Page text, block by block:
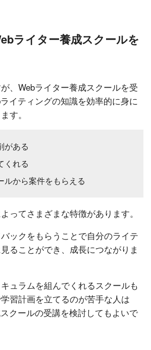
ライター養成スクールを
、Webライター養成スクールを受
イティングの知識を効率的に身に
す。
がある
くれる
ルから案件をもらえる
ってさまざまな特徴があります。
ックをもらうことで自分のライテ
ることができ、成長につながりま
ュラムを組んでくれるスクールも
習計画を立てるのが苦手な人は
クールの受講を検討してもよいで